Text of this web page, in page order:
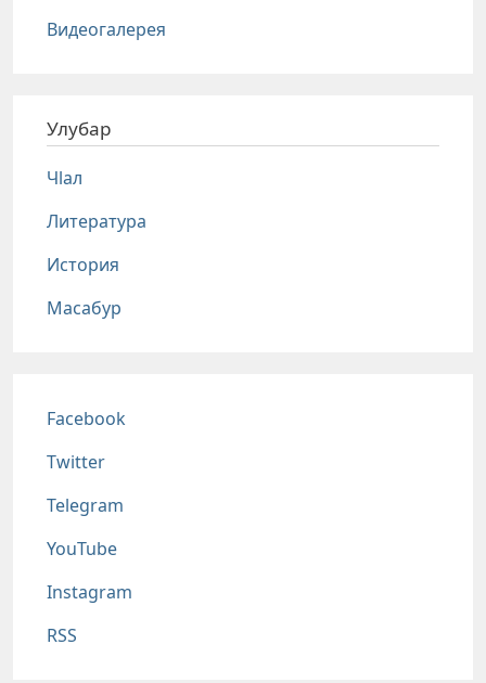
Видеогалерея
Улубар
Чlал
Литература
История
Масабур
Соц сети
Facebook
Twitter
Telegram
YouTube
Instagram
RSS